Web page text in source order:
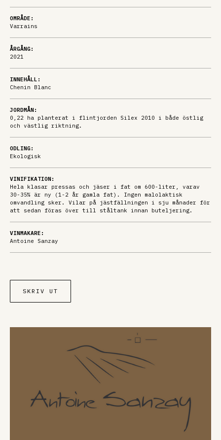
OMRÅDE:
Varrains
ÅRGÅNG:
2021
INNEHÅLL:
Chenin Blanc
JORDMÅN:
0,22 ha planterat i flintjorden Silex 2010 i både östlig
och västlig riktning.
ODLING:
Ekologisk
VINIFIKATION:
Hela klasar pressas och jäser i fat om 600-liter, varav
30-35% är ny (1-2 år gamla fat). Ingen malolaktisk
omvandling sker. Vilar på jästfällningen i sju månader för
att sedan föras över till ståltank innan buteljering.
VINMAKARE:
Antoine Sanzay
SKRIV UT